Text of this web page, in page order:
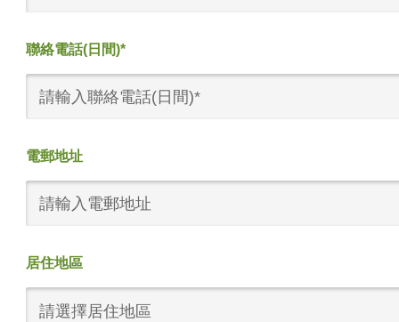
聯絡電話(日間)*
電郵地址
居住地區
請選擇居住地區